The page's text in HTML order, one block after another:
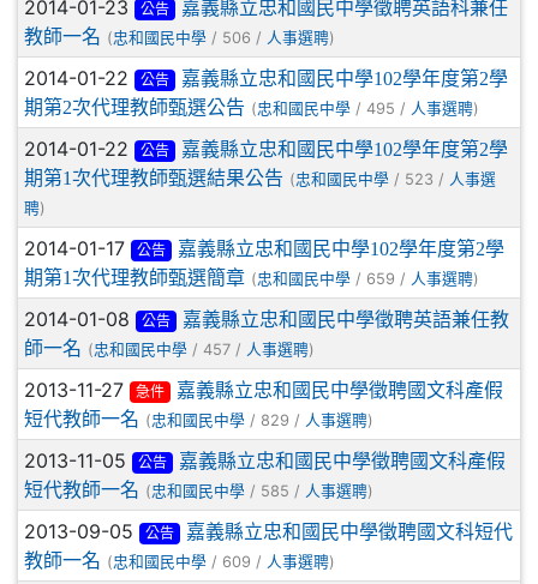
2014-01-23 公告
嘉義縣立忠和國民中學徵聘英語科兼任
教師一名 (忠和國民中學 / 506 / 人事選聘)
2014-01-22 公告
嘉義縣立忠和國民中學102學年度第2學
期第2次代理教師甄選公告 (忠和國民中學 / 495 / 人事選聘)
2014-01-22 公告
嘉義縣立忠和國民中學102學年度第2學
期第1次代理教師甄選結果公告 (忠和國民中學 / 523 / 人事選
聘)
2014-01-17 公告
嘉義縣立忠和國民中學102學年度第2學
期第1次代理教師甄選簡章 (忠和國民中學 / 659 / 人事選聘)
2014-01-08 公告
嘉義縣立忠和國民中學徵聘英語兼任教
師一名 (忠和國民中學 / 457 / 人事選聘)
2013-11-27 急件
嘉義縣立忠和國民中學徵聘國文科產假
短代教師一名 (忠和國民中學 / 829 / 人事選聘)
2013-11-05 公告
嘉義縣立忠和國民中學徵聘國文科產假
短代教師一名 (忠和國民中學 / 585 / 人事選聘)
2013-09-05 公告
嘉義縣立忠和國民中學徵聘國文科短代
教師一名 (忠和國民中學 / 609 / 人事選聘)